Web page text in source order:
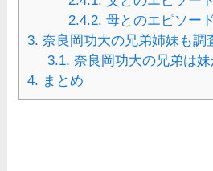
2.4.2. 母とのエピソード
3. 奈良岡功大の兄弟姉妹も調
3.1. 奈良岡功大の兄弟は妹
4. まとめ